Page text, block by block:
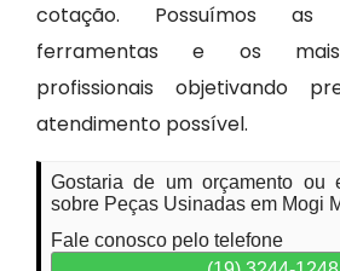
cotação. Possuímos as
ferramentas e os mais
profissionais objetivando
atendimento possível.
Gostaria de um orçamento ou
sobre Peças Usinadas em Mogi
Fale conosco pelo telefone